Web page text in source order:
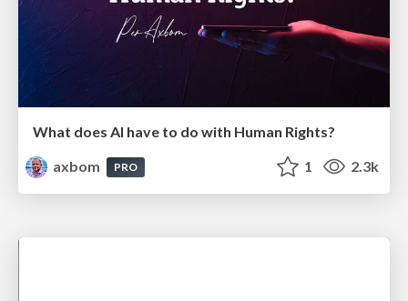
What does AI have to do with Human Rights?
axbom
PRO 1 2.3k